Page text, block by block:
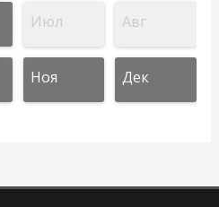
Июл Авг
Ноя Дек